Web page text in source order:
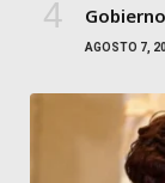
AGOSTO 7,